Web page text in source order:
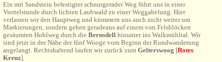
Ein mit Sandstein befestigter schnurgerader Weg führt uns in einer
Viertelstunde durch lichten Laubwald zu einer Weggabelung. Hier
verlassen wir den Hauptweg und kümmern uns auch nicht weiter um
Markierungen, sondern gehen geradeaus auf einem von Felsblöcken
gesäumten Hohlweg durch die Bernsdell hinunter ins Walkmühltal. Wir
sind jetzt in der Nähe der fünf Wooge vom Beginn der Rundwanderung
angelangt. Rechtshaltend laufen wir zurück zum Gelterswoog [Rotes
Kreuz].